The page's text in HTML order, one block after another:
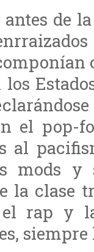
antes de
el
al
y
la clase
rap y